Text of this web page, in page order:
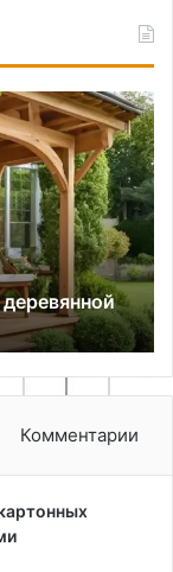
Комментарии